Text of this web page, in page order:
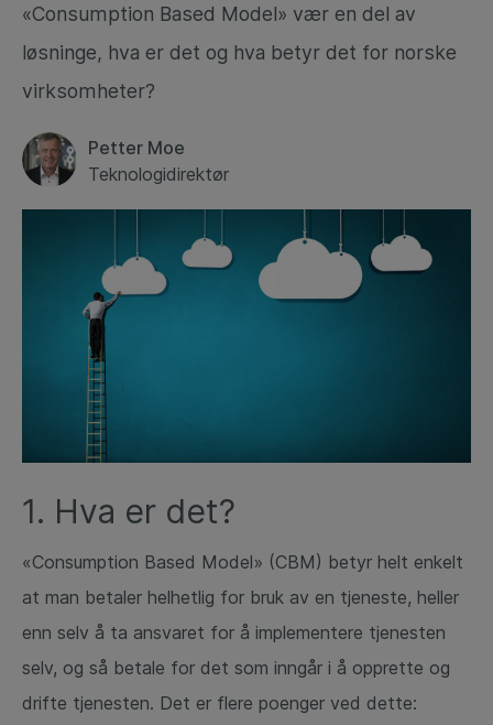
«Consumption Based Model» vær en del av
løsninge, hva er det og hva betyr det for norske
virksomheter?
Petter Moe
Teknologidirektør
1. Hva er det?
«Consumption Based Model» (CBM) betyr helt enkelt
at man betaler helhetlig for bruk av en tjeneste, heller
enn selv å ta ansvaret for å implementere tjenesten
selv, og så betale for det som inngår i å opprette og
drifte tjenesten. Det er flere poenger ved dette: